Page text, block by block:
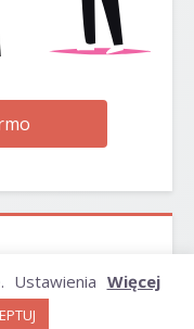
Ustawienia Więcej